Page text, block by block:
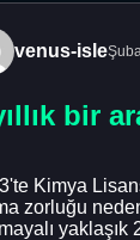
venus-isle
bir
Kimya
zorluğu
yaklaşık